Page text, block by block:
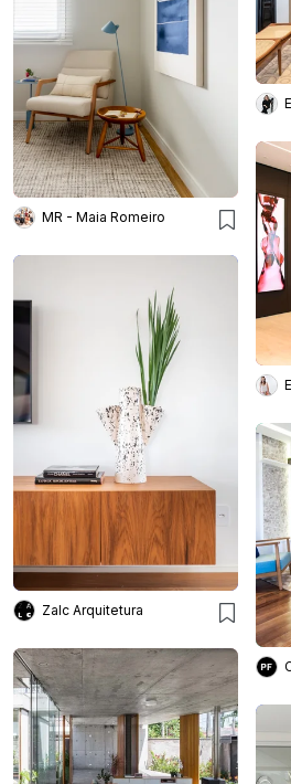
MR - Maia Romeiro
Zalc Arquitetura